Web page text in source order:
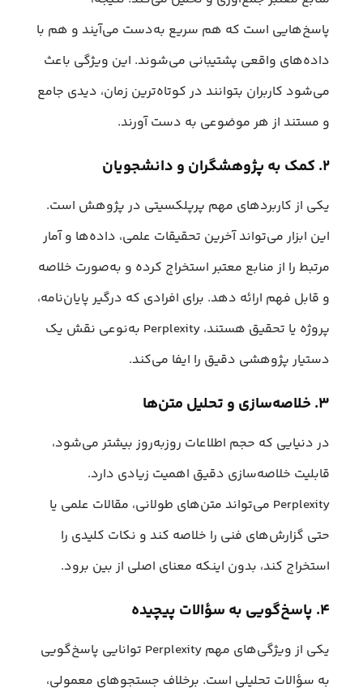
پاسخ‌هایی است که هم سریع به‌دست می‌آیند و هم با
داده‌های واقعی پشتیبانی می‌شوند. این ویژگی باعث
می‌شود کاربران بتوانند در کوتاه‌ترین زمان، دیدی جامع
و مستند از هر موضوعی به ‌دست آورند.
۲. کمک به پژوهشگران و دانشجویان
یکی از کاربردهای مهم پرپلکسیتی در پژوهش است.
این ابزار می‌تواند آخرین تحقیقات علمی، داده‌ها و آمار
مرتبط را از منابع معتبر استخراج کرده و به‌صورت خلاصه
و قابل فهم ارائه دهد. برای افرادی که درگیر پایان‌نامه،
پروژه یا تحقیق هستند، Perplexity به‌نوعی نقش یک
دستیار پژوهشی دقیق را ایفا می‌کند.
۳. خلاصه‌سازی و تحلیل متن‌ها
در دنیایی که حجم اطلاعات روزبه‌روز بیشتر می‌شود،
قابلیت خلاصه‌سازی دقیق اهمیت زیادی دارد.
Perplexity می‌تواند متن‌های طولانی، مقالات علمی یا
حتی گزارش‌های فنی را خلاصه کند و نکات کلیدی را
استخراج کند، بدون اینکه معنای اصلی از بین برود.
۴. پاسخ‌گویی به سؤالات پیچیده
یکی از ویژگی‌های مهم Perplexity توانایی پاسخ‌گویی
به سؤالات تحلیلی است. برخلاف جستجوهای معمولی،